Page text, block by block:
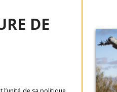
DE